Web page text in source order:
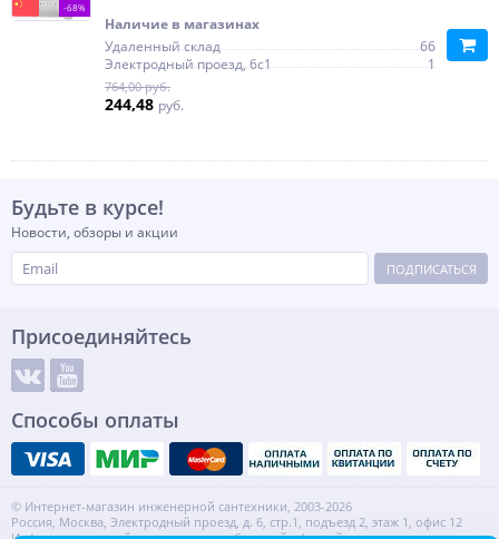
-68%
Наличие в магазинах
Удаленный склад
66
Электродный проезд, 6с1
1
764,00 руб.
244,48 руб.
Будьте в курсе!
Новости, обзоры и акции
ПОДПИСАТЬСЯ
Присоединяйтесь
Способы оплаты
© Интернет-магазин инженерной сантехники, 2003-2026
Россия, Москва, Электродный проезд, д. 6, стр.1, подъезд 2, этаж 1, офис 12